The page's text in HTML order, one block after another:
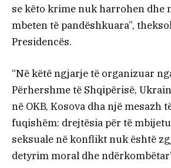
se këto krime nuk harrohen dhe
mbeten të pandëshkuara”,
Presidencës.
“Në këtë ngjarje të organizuar
Përhershme të Shqipërisë,
në OKB, Kosova dha një mesazh
fuqishëm: drejtësia për të
seksuale në konflikt nuk është
detyrim moral dhe